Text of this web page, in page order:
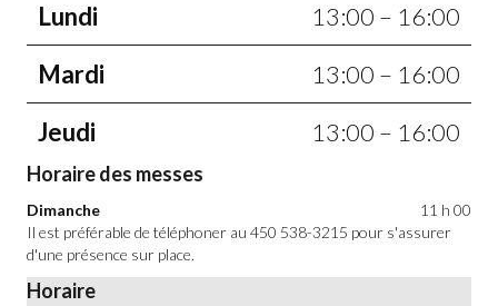
Lundi 13:00 – 16:00
Mardi
13:00 – 16:00
Jeudi
13:00 – 16:00
Horaire des messes
Dimanche
11 h 00
Il est préférable de téléphoner au 450 538-3215 pour s'assurer
d'une présence sur place.
Horaire